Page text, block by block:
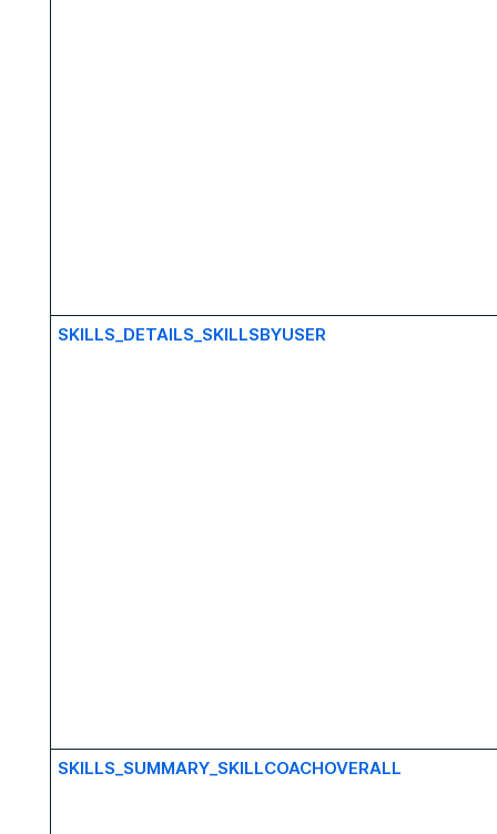
SKILLS_DETAILS_SKILLSBYUSER
SKILLS_SUMMARY_SKILLCOACHOVERALL